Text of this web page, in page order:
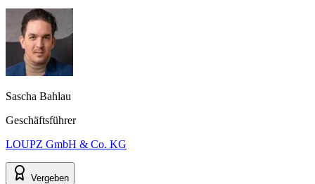
Sascha Bahlau
Geschäftsführer
LOUPZ GmbH & Co. KG
Vergeben